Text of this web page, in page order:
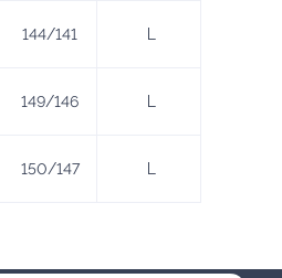
144/141
149/146
150/147